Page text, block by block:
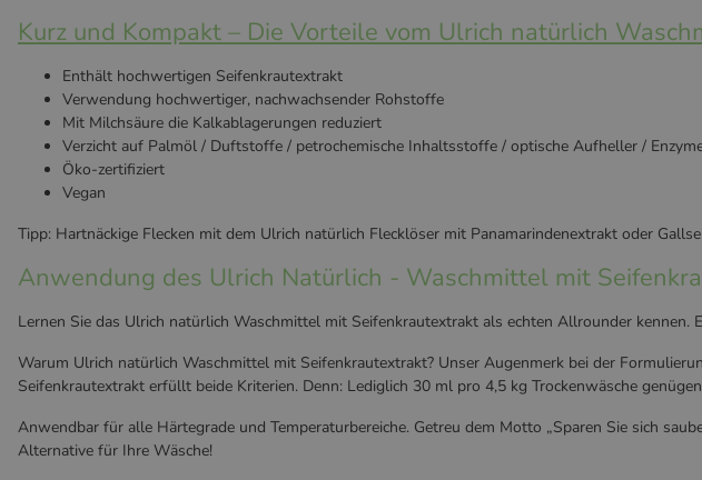
Kurz und Kompakt – Die Vorteile vom Ulrich natürlich
Enthält hochwertigen Seifenkrautextrakt
Verwendung hochwertiger, nachwachsender Rohstoffe
Mit Milchsäure die Kalkablagerungen reduziert
Verzicht auf Palmöl / Duftstoffe / petrochemische Inhaltsstoffe / optische Aufheller /
Öko-zertifiziert
Vegan
Tipp: Hartnäckige Flecken mit dem Ulrich natürlich Flecklöser mit Panamarindenextrakt oder
Anwendung des Ulrich Natürlich - Waschmittel mit
Lernen Sie das Ulrich natürlich Waschmittel mit Seifenkrautextrakt als echten Allrounder kennen.
Warum Ulrich natürlich Waschmittel mit Seifenkrautextrakt? Unser Augenmerk bei der
Seifenkrautextrakt erfüllt beide Kriterien. Denn: Lediglich 30 ml pro 4,5 kg Trockenwäsche
Anwendbar für alle Härtegrade und Temperaturbereiche. Getreu dem Motto „Sparen Sie sich
Alternative für Ihre Wäsche!